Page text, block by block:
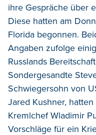
ihre Gespräche über
Diese hatten am
Florida begonnen.
Angaben zufolge
Russlands
Sondergesandte
Schwiegersohn von
Jared Kushner,
Kremlchef Wladimir
Vorschläge für ein